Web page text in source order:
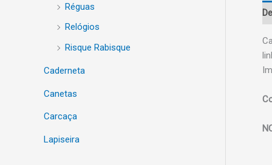
Réguas
Relógios
Risque Rabisque
Caderneta
Canetas
Carcaça
Lapiseira